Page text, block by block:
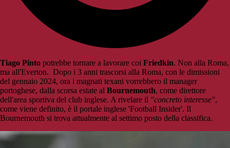
Tiago Pinto potrebbe tornare a lavorare coi Friedkin. Non alla Roma,
ma all'Everton. Dopo i 3 anni trascorsi alla Roma, con le dimissioni
del gennaio 2024, ora i magnati texani vorrebbero il manager
portoghese, dalla scorsa estate al Bournemouth, come direttore
dell'area sportiva del club inglese. A rivelare il "concreto interesse",
come viene definito, è il portale inglese 'Football Insider'. Il
Bournemouth si trova attualmente al settimo posto della classifica.